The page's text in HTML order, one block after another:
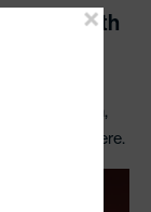
a Wealth
are offering
in Japan,
succeed here.